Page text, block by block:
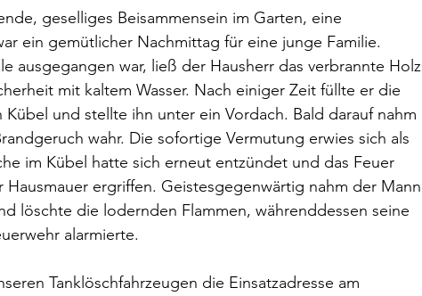
geselliges Beisammensein im Garten, eine
ein gemütlicher Nachmittag für eine junge Familie.
ausgegangen war, ließ der Hausherr das verbrannte Holz
mit kaltem Wasser. Nach einiger Zeit füllte er die
und stellte ihn unter ein Vordach. Bald darauf nahm
wahr. Die sofortige Vermutung erwies sich als
im Kübel hatte sich erneut entzündet und das Feuer
ergriffen. Geistesgegenwärtig nahm der Mann
löschte die lodernden Flammen, währenddessen seine
alarmierte.
Tanklöschfahrzeugen die Einsatzadresse am